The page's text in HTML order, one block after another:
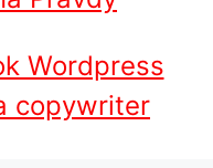
Wordpress
copywriter